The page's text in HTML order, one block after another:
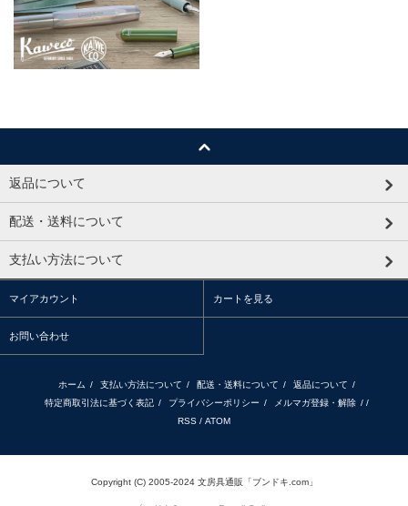
返品について
配送・送料について
支払い方法について
マイアカウント カートを見る
お問い合わせ
ホーム / 支払い方法について / 配送・送料について / 返品について /
特定商取引法に基づく表記 / プライバシーポリシー / メルマガ登録・解除 / /
RSS / ATOM
Copyright (C) 2005-2024 文房具通販「ブンドキ.com」